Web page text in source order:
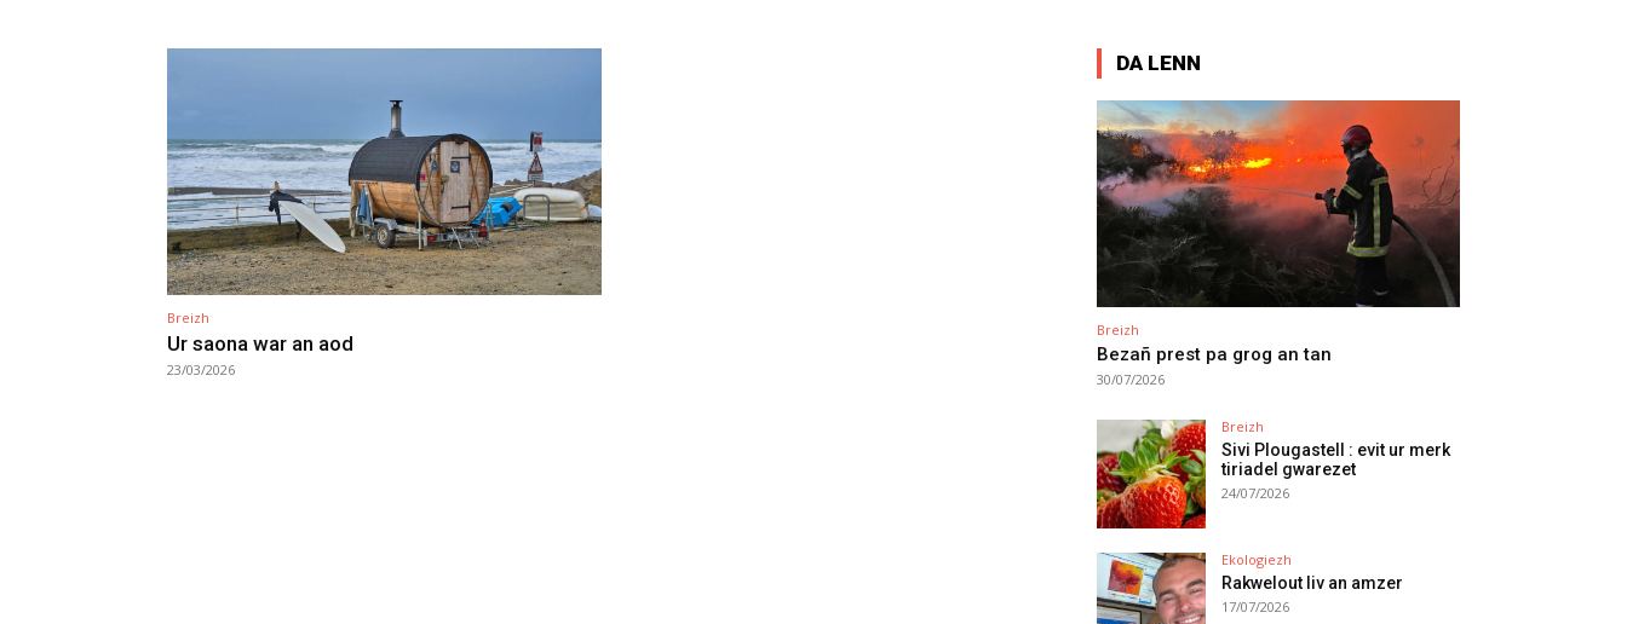
Breizh
Ur saona war an aod
23/03/2026
DA LENN
Breizh
Bezañ prest pa grog an tan
30/07/2026
Breizh
Sivi Plougastell : evit ur merk
tiriadel gwarezet
24/07/2026
Ekologiezh
Rakwelout liv an amzer
17/07/2026